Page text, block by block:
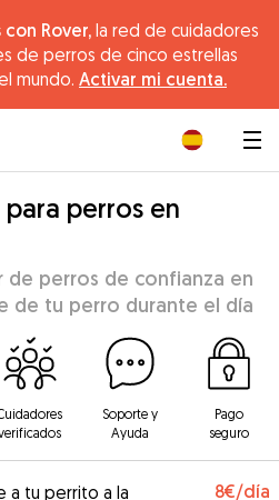
Rover, la red de cuidadores
de perros de cinco estrellas
mundo. Activar mi cuenta.
perros en
de perros de confianza en
de tu perro durante el día
Soporte y
Ayuda
Pago
seguro
a tu perrito a la
8€/día